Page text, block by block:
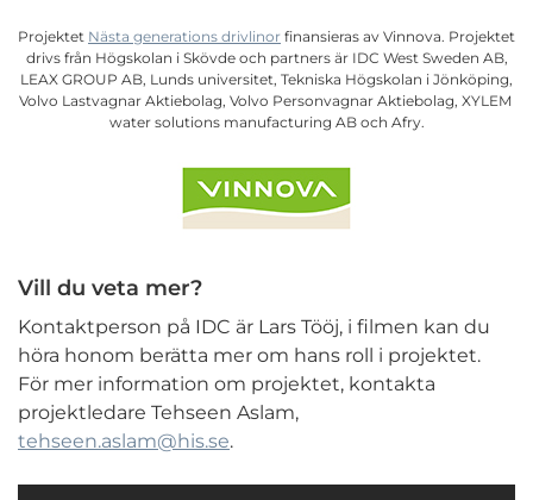
Projektet Nästa generations drivlinor finansieras av Vinnova. Projektet
drivs från Högskolan i Skövde och partners är IDC West Sweden AB,
LEAX GROUP AB, Lunds universitet, Tekniska Högskolan i Jönköping,
Volvo Lastvagnar Aktiebolag, Volvo Personvagnar Aktiebolag, XYLEM
water solutions manufacturing AB och Afry.
Vill du veta mer?
Kontaktperson på IDC är Lars Tööj, i filmen kan du
höra honom berätta mer om hans roll i projektet.
För mer information om projektet, kontakta
projektledare Tehseen Aslam,
tehseen.aslam@his.se.